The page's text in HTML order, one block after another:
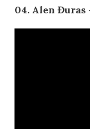
04. Alen Đuras